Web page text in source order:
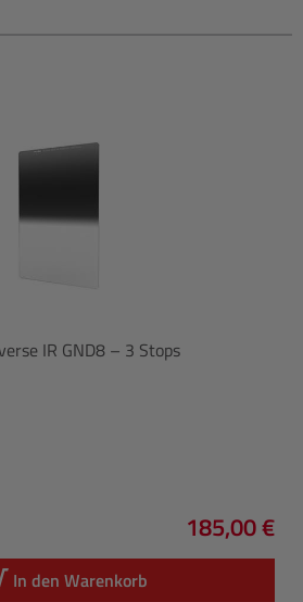
150x170mm Reverse IR GND8 – 3 Stops
Regulärer
185,00 €
In den Warenkorb